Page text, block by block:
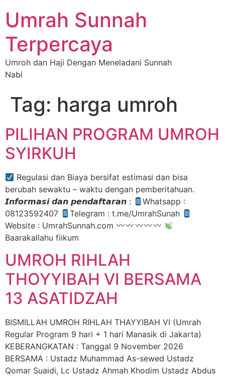
Umrah Sunnah
Terpercaya
Umroh dan Haji Dengan Meneladani Sunnah
Nabi
Tag: harga umroh
PILIHAN PROGRAM UMROH
SYIRKUH
Regulasi dan Biaya bersifat estimasi dan bisa
berubah sewaktu – waktu dengan pemberitahuan.
𝙄𝙣𝙛𝙤𝙧𝙢𝙖𝙨𝙞 𝙙𝙖𝙣 𝙥𝙚𝙣𝙙𝙖𝙛𝙩𝙖𝙧𝙖𝙣 :
Whatsapp :
08123592407
Telegram : t.me/UmrahSunah
Website : UmrahSunnah.com
Baarakallahu fiikum
UMROH RIHLAH
THOYYIBAH VI BERSAMA
13 ASATIDZAH
BISMILLAH UMROH RIHLAH THAYYIBAH VI (Umrah
Regular Program 9 hari + 1 hari Manasik di Jakarta)
KEBERANGKATAN : Tanggal 9 November 2026
BERSAMA : Ustadz Muhammad As-sewed Ustadz
Qomar Suaidi, Lc Ustadz Ahmah Khodim Ustadz Abdus